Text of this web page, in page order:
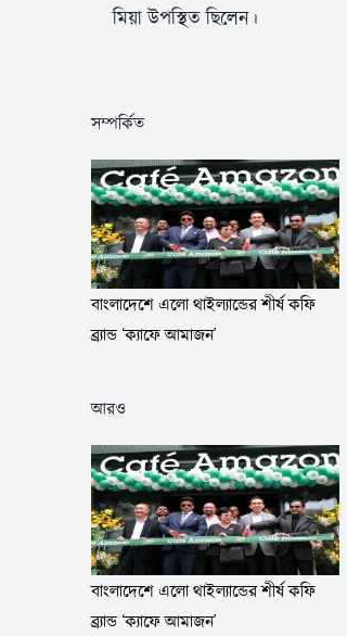
মিয়া উপস্থিত ছিলেন।
সম্পর্কিত
বাংলাদেশে এলো থাইল্যান্ডের শীর্ষ কফি
ব্র্যান্ড ‘ক্যাফে আমাজন’
আরও
বাংলাদেশে এলো থাইল্যান্ডের শীর্ষ কফি
ব্র্যান্ড ‘ক্যাফে আমাজন’